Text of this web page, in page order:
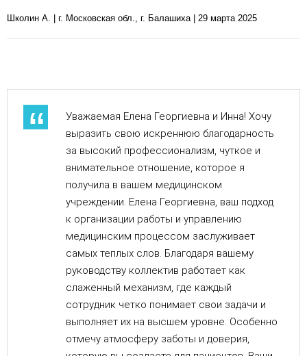
Школин А. | г. Московская обл., г. Балашиха | 29 марта 2025
Уважаемая Елена Георгиевна и Инна! Хочу
выразить свою искреннюю благодарность
за высокий профессионализм, чуткое и
внимательное отношение, которое я
получила в вашем медицинском
учреждении. Елена Георгиевна, ваш подход
к организации работы и управлению
медицинским процессом заслуживает
самых теплых слов. Благодаря вашему
руководству коллектив работает как
слаженный механизм, где каждый
сотрудник четко понимает свои задачи и
выполняет их на высшем уровне. Особенно
отмечу атмосферу заботы и доверия,